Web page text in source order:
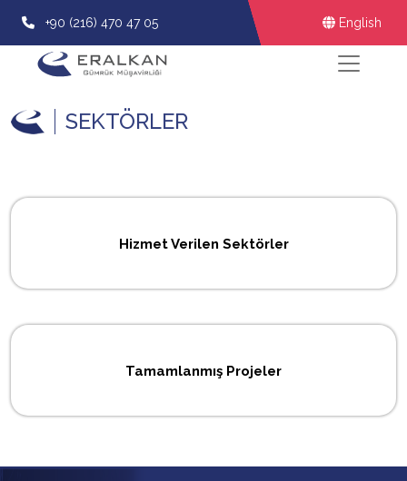
+90 (216) 470 47 05 English
SEKTÖRLER
Hizmet Verilen Sektörler
Tamamlanmış Projeler